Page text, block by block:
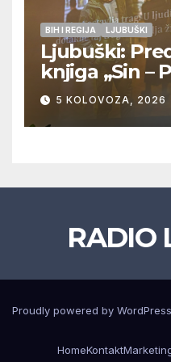
BIH I REGIJA LJUBUŠKI
Ljubuški:
knjiga „Sin –
dr. sc.
5 KOLOVOZA, 2026
RADIO
Proudly powered by WordPress
HomeKontakt